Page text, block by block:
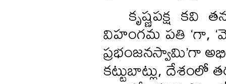
కృష్ణపక్ష
విహంగమ పతి ‘గా,
ప్రభంజనస్వామి’గా
కట్టుబాట్లు,